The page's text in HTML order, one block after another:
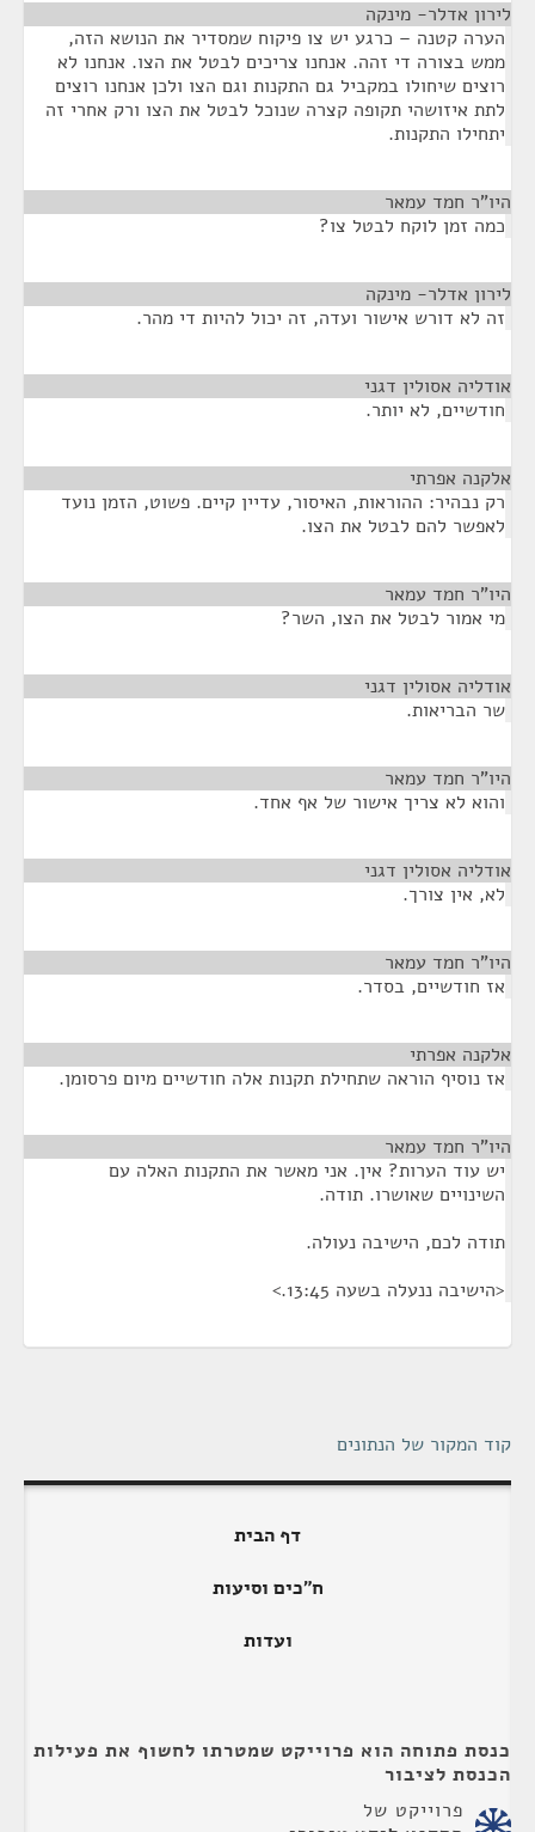
לירון אדלר- מינקה
הערה קטנה – כרגע יש צו פיקוח שמסדיר את הנושא הזה,
ממש בצורה די זהה. אנחנו צריכים לבטל את הצו. אנחנו לא
רוצים שיחולו במקביל גם התקנות וגם הצו ולכן אנחנו רוצים
לתת איזושהי תקופה קצרה שנוכל לבטל את הצו ורק אחרי זה
יתחילו התקנות.
היו"ר חמד עמאר
כמה זמן לוקח לבטל צו?
לירון אדלר- מינקה
זה לא דורש אישור ועדה, זה יכול להיות די מהר.
אודליה אסולין דגני
חודשיים, לא יותר.
אלקנה אפרתי
רק נבהיר: ההוראות, האיסור, עדיין קיים. פשוט, הזמן נועד
לאפשר להם לבטל את הצו.
היו"ר חמד עמאר
מי אמור לבטל את הצו, השר?
אודליה אסולין דגני
שר הבריאות.
היו"ר חמד עמאר
והוא לא צריך אישור של אף אחד.
אודליה אסולין דגני
לא, אין צורך.
היו"ר חמד עמאר
אז חודשיים, בסדר.
אלקנה אפרתי
אז נוסיף הוראה שתחילת תקנות אלה חודשיים מיום פרסומן.
היו"ר חמד עמאר
יש עוד הערות? אין. אני מאשר את התקנות האלה עם
השינויים שאושרו. תודה.
תודה לכם, הישיבה נעולה.
<הישיבה ננעלה בשעה 13:45.>
קוד המקור של הנתונים
דף הבית
ח"כים וסיעות
ועדות
כנסת פתוחה הוא פרוייקט שמטרתו לחשוף את פעילות
הכנסת לציבור
פרוייקט של